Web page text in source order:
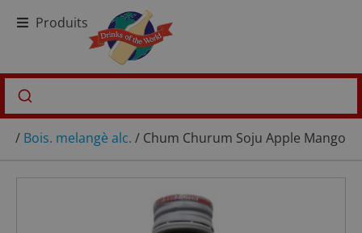
Produits
/ Bois. melangè alc. / Chum Churum Soju Apple Mango